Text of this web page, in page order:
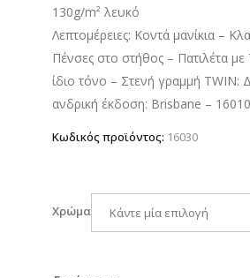
130g/m² λευκό
Λεπτομέρειες: Κοντά μανίκια –
Πένσες στο στήθος – Πατιλέτα
ίδιο τόνο – Στενή γραμμή TWIN:
ανδρική έκδοση: Brisbane – 16010
Κωδικός προϊόντος: 16030
Χρώμα Κάντε μία επιλογή